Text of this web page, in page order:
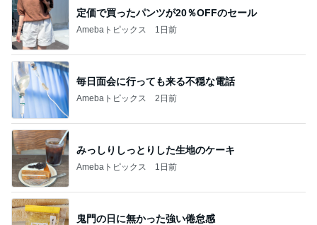
定価で買ったパンツが20％OFFのセール
Amebaトピックス 1日前
毎日面会に行っても来る不穏な電話
Amebaトピックス 2日前
みっしりしっとりした生地のケーキ
Amebaトピックス 1日前
鬼門の日に無かった強い倦怠感